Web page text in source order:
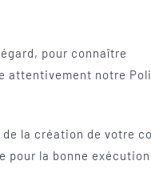
pour connaître
attentivement notre
la création de votre
pour la bonne